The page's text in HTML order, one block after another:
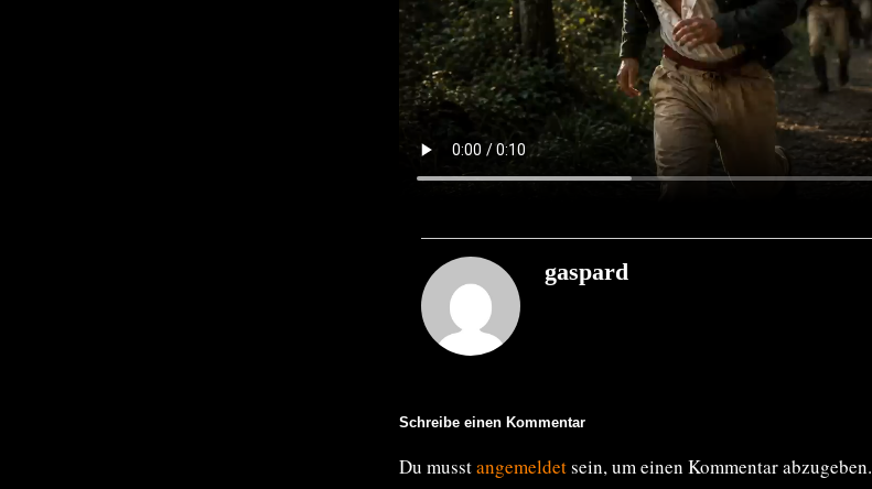
gaspard
Schreibe einen Kommentar
Du musstangemeldetsein, um einen Kommentar abzugeben.